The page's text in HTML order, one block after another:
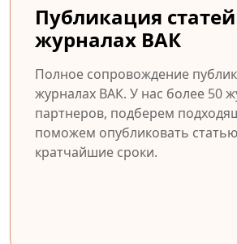
Публикация
журналах ВАК
Полное сопровождение
журналах ВАК. У нас более 50
партнеров, подберем
поможем опубликовать
кратчайшие сроки.